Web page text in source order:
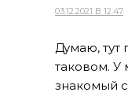
03.12.2021 В 12:47
Думаю, тут
таковом. У
знакомый